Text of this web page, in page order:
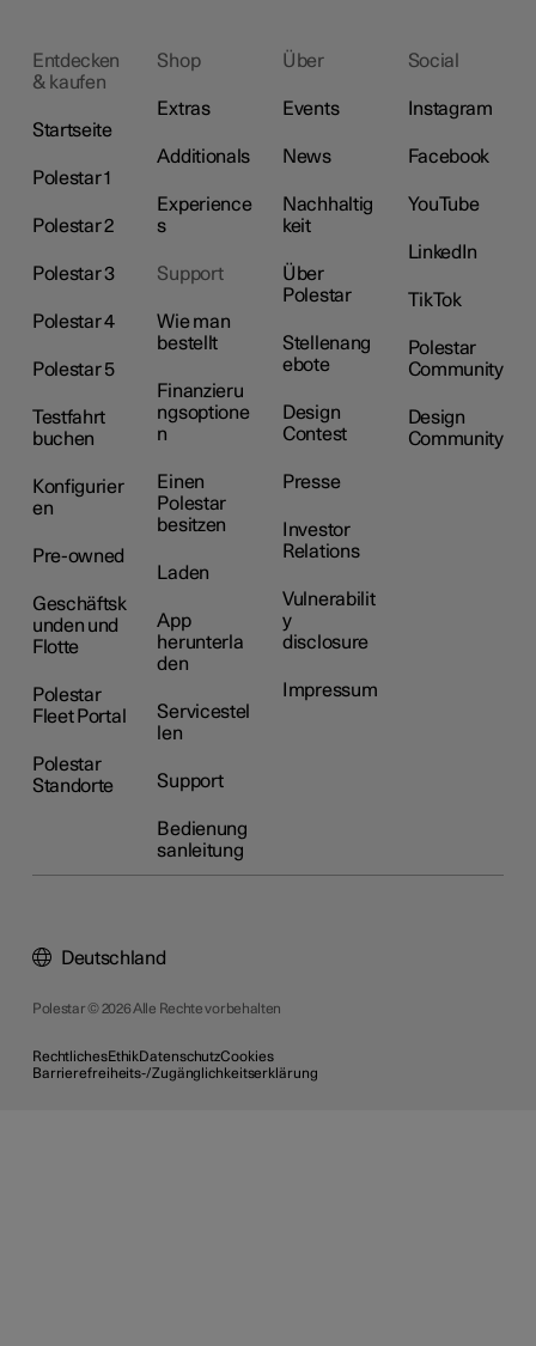
Entdecken
& kaufen
Startseite
Polestar 1
Polestar 2
Polestar 3
Polestar 4
Polestar 5
Testfahrt
buchen
Konfigurier
en
Pre-owned
Geschäftsk
unden und
Flotte
Polestar
Fleet Portal
Polestar
Standorte
Shop
Extras
Additionals
Experience
s
Support
Wie man
bestellt
Finanzieru
ngsoptione
n
Einen
Polestar
besitzen
Laden
App
herunterla
den
Servicestel
len
Support
Bedienung
sanleitung
Über
Events
News
Nachhaltig
keit
Über
Polestar
Stellenang
ebote
Design
Contest
Presse
Investor
Relations
Vulnerabilit
y
disclosure
Impressum
Social
Instagram
Facebook
YouTube
LinkedIn
TikTok
Polestar
Community
Design
Community
Polestar © 2026 Alle Rechte vorbehalten
RechtlichesEthikDatenschutzCookies
Barrierefreiheits-/Zugänglichkeitserklärung
Deutschland